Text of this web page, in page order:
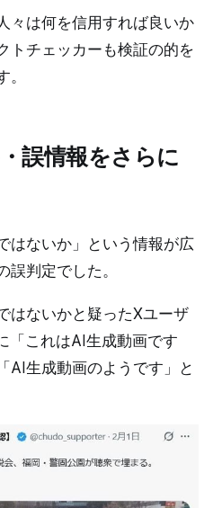
々は何を信用すれば良いか
トチェッカーも検証の的を
誤情報をさらに
はないか」という情報が広
判定でした。
はないかと疑ったXユーザ
「これはAI生成動画です
AI生成動画のようです」と